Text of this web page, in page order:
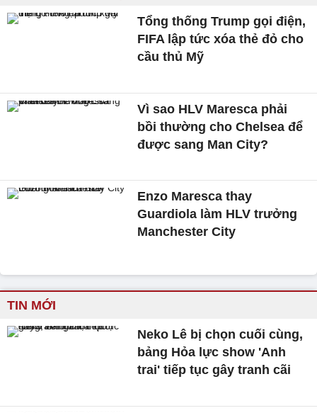
Tổng thống Trump gọi điện,
FIFA lập tức xóa thẻ đỏ cho
cầu thủ Mỹ
Vì sao HLV Maresca phải
bồi thường cho Chelsea để
được sang Man City?
Enzo Maresca thay
Guardiola làm HLV trưởng
Manchester City
TIN MỚI
Neko Lê bị chọn cuối cùng,
bảng Hỏa lực show 'Anh
trai' tiếp tục gây tranh cãi